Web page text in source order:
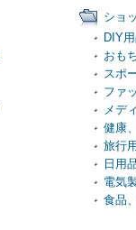
ショ
DIY
おも
スポ
ファ
メデ
健康
旅行
日用
電気
食品